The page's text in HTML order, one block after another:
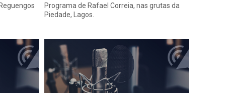
Programa de Rafael Correia, nas grutas da
Piedade, Lagos.